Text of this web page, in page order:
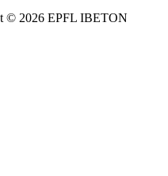
© 2026 EPFL IBETON